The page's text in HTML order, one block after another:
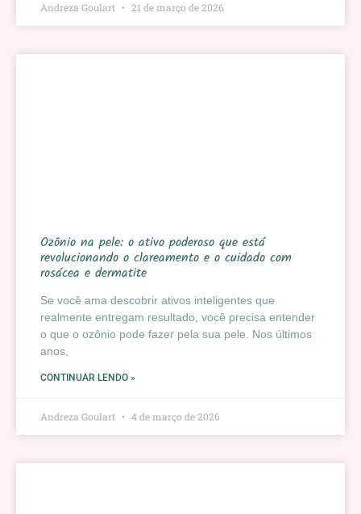
Andreza Goulart 21 de março de 2026
Ozônio na pele: o ativo poderoso que está
revolucionando o clareamento e o cuidado com
rosácea e dermatite
Se você ama descobrir ativos inteligentes que
realmente entregam resultado, você precisa entender
o que o ozônio pode fazer pela sua pele. Nos últimos
anos,
CONTINUAR LENDO »
Andreza Goulart 4 de março de 2026